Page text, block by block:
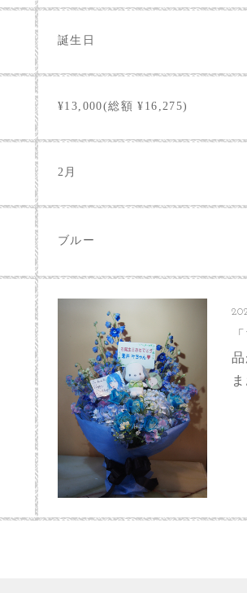
誕生日
¥13,000(総額 ¥16,275)
2月
ブルー